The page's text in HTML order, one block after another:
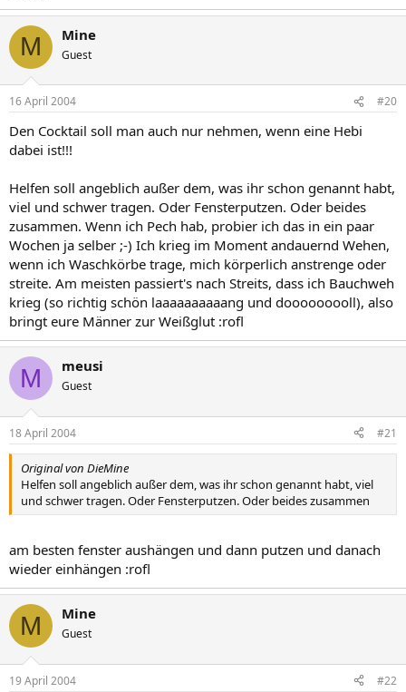
M Mine
Guest
16 April 2004 #20
Den Cocktail soll man auch nur nehmen, wenn eine Hebi
dabei ist!!!
Helfen soll angeblich außer dem, was ihr schon genannt habt,
viel und schwer tragen. Oder Fensterputzen. Oder beides
zusammen. Wenn ich Pech hab, probier ich das in ein paar
Wochen ja selber ;-) Ich krieg im Moment andauernd Wehen,
wenn ich Waschkörbe trage, mich körperlich anstrenge oder
streite. Am meisten passiert's nach Streits, dass ich Bauchweh
krieg (so richtig schön laaaaaaaaaang und dooooooooll), also
bringt eure Männer zur Weißglut :rofl
M meusi
Guest
18 April 2004 #21
Original von DieMine
Helfen soll angeblich außer dem, was ihr schon genannt habt, viel
und schwer tragen. Oder Fensterputzen. Oder beides zusammen
am besten fenster aushängen und dann putzen und danach
wieder einhängen :rofl
M Mine
Guest
19 April 2004 #22